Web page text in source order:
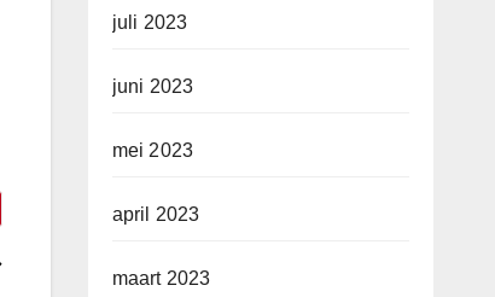
juli 2023
juni 2023
mei 2023
april 2023
maart 2023